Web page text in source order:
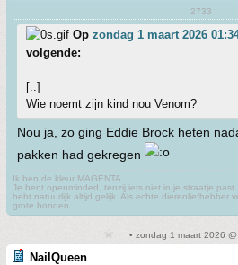
2733
Op zondag 1 maart 2026
volgende:
[..]
Wie noemt zijn kind nou Venom?
Nou ja, zo ging Eddie Brock heten
pakken had gekregen
Ik ben de kleur MAGENTA
Je bent openminded, tenzij iets niet in je straatje
hebt natuurlijk altijd gelijk. Als echte dierenliefhebber
grote honden.
• zondag 1 maart 2026
NailQueen